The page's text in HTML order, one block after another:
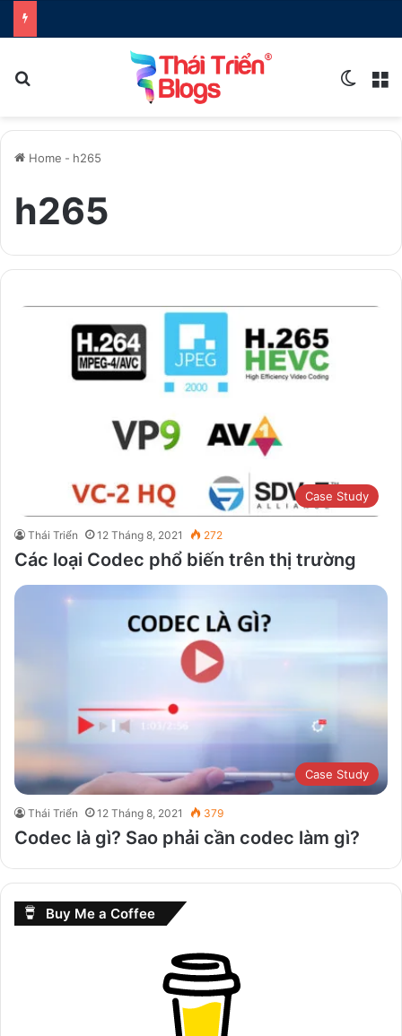
Home - h265
h265
Case Study
Thái Triển 12 Tháng 8, 2021 272
Các loại Codec phổ biến trên thị trường
Case Study
Thái Triển 12 Tháng 8, 2021 379
Codec là gì? Sao phải cần codec làm gì?
Buy Me a Coffee